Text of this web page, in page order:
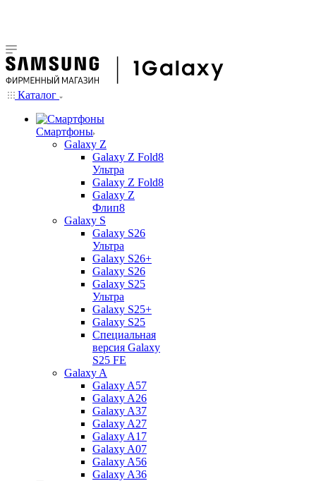
Каталог
Смартфоны
Galaxy Z
Galaxy Z Fold8
Ультра
Galaxy Z Fold8
Galaxy Z
Флип8
Galaxy S
Galaxy S26
Ультра
Galaxy S26+
Galaxy S26
Galaxy S25
Ультра
Galaxy S25+
Galaxy S25
Специальная
версия Galaxy
S25 FE
Galaxy A
Galaxy A57
Galaxy A26
Galaxy A37
Galaxy A27
Galaxy A17
Galaxy A07
Galaxy A56
Galaxy A36